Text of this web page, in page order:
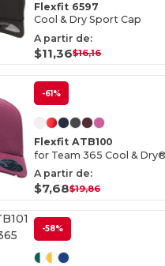
Flexfit 6597
Cool & Dry Sport Cap
A partir de:
$11,36$16,16
-61%
Flexfit ATB100
A partir de:
$7,68$19,86
-58%